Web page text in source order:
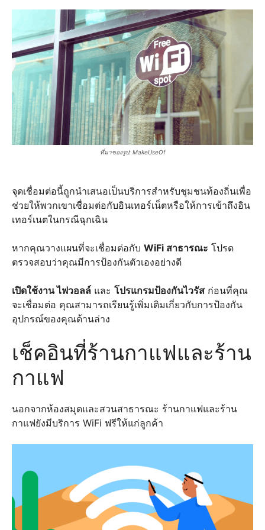
ที่มาของรูป: MakeUseOf
จุดเชื่อมต่อนี้ถูกนำเสนอเป็นบริการสำหรับชุมชนท้องถิ่นเพื่อ
ช่วยให้พวกเขาเชื่อมต่อกับอินเทอร์เน็ตหรือให้การเข้าถึงอิน
เทอร์เนตในกรณีฉุกเฉิน
หากคุณวางแผนที่จะเชื่อมต่อกับ WiFi สาธารณะ โปรด
ตรวจสอบว่าคุณมีการป้องกันตัวเองอย่างดี
เปิดใช้งานไฟวอลล์ และ โปรแกรมป้องกันไวรัส ก่อนที่คุณ
จะเชื่อมต่อ คุณสามารถเรียนรู้เพิ่มเติมเกี่ยวกับการป้องกัน
อุปกรณ์ของคุณด้านล่าง
เช็คอินที่ร้านกาแฟและร้าน
กาแฟ
นอกจากห้องสมุดและสวนสาธารณะ ร้านกาแฟและร้าน
กาแฟยังมีบริการ WiFi ฟรีให้แก่ลูกค้า